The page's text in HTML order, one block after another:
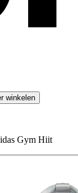
winkelen
Gym Hiit